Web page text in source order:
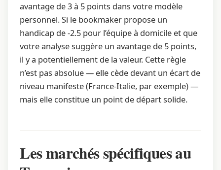
avantage de 3 à 5 points dans votre modèle
personnel. Si le bookmaker propose un
handicap de -2.5 pour l’équipe à domicile et que
votre analyse suggère un avantage de 5 points,
il y a potentiellement de la valeur. Cette règle
n’est pas absolue — elle cède devant un écart de
niveau manifeste (France-Italie, par exemple) —
mais elle constitue un point de départ solide.
Les marchés spécifiques au